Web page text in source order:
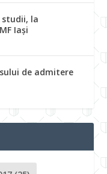
studii, la
Iași
de admitere